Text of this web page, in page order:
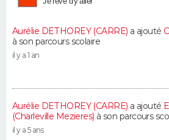
Aurélie DETHOREY (CARRE) a ajouté
à son parcours scolaire
il y a 1 an
Aurélie DETHOREY (CARRE) a ajouté
(Charleville Mezieres) à son parcours
il y a 5 ans